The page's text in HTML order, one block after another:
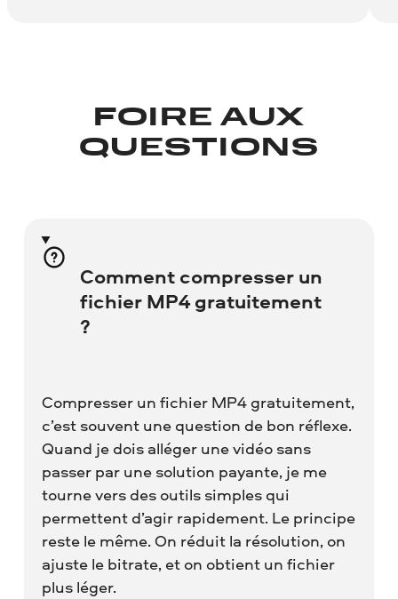
FOIRE AUX
QUESTIONS
Comment compresser un
fichier MP4 gratuitement
?
Compresser un fichier MP4 gratuitement,
c’est souvent une question de bon réflexe.
Quand je dois alléger une vidéo sans
passer par une solution payante, je me
tourne vers des outils simples qui
permettent d’agir rapidement. Le principe
reste le même. On réduit la résolution, on
ajuste le bitrate, et on obtient un fichier
plus léger.